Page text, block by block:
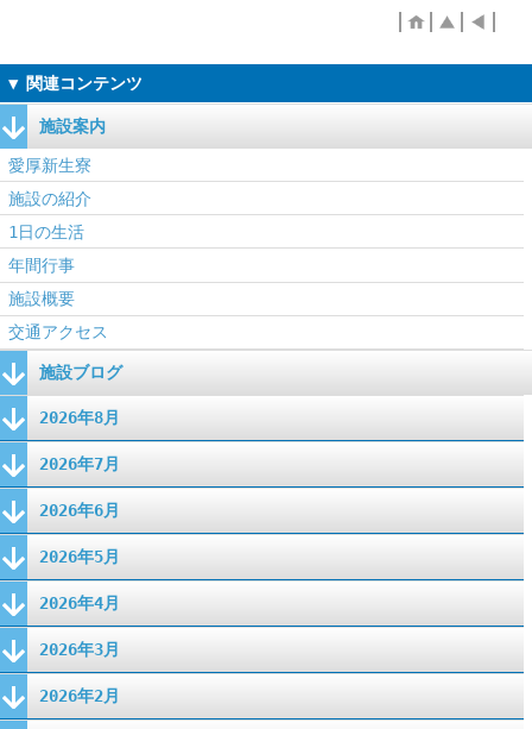
施設案内
愛厚新生寮
施設の紹介
1日の生活
年間行事
施設概要
交通アクセス
施設ブログ
2026年8月
2026年7月
2026年6月
2026年5月
2026年4月
2026年3月
2026年2月